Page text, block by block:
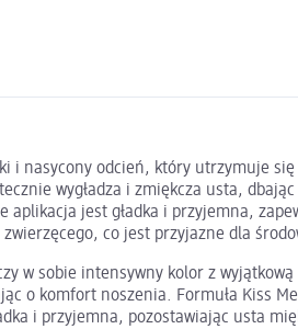
i nasycony odcień, który utrzymuje
wygładza i zmiękcza usta,
jest gładka i przyjemna,
co jest przyjazne dla
w sobie intensywny kolor z
o komfort noszenia. Formuła Kiss
i przyjemna, pozostawiając usta